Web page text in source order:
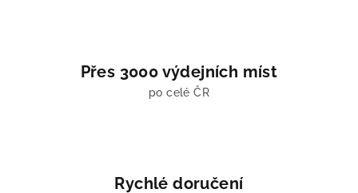
Přes 3000 výdejních míst
po celé ČR
Rychlé doručení